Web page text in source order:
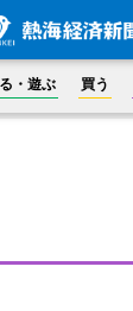
・遊ぶ 買う